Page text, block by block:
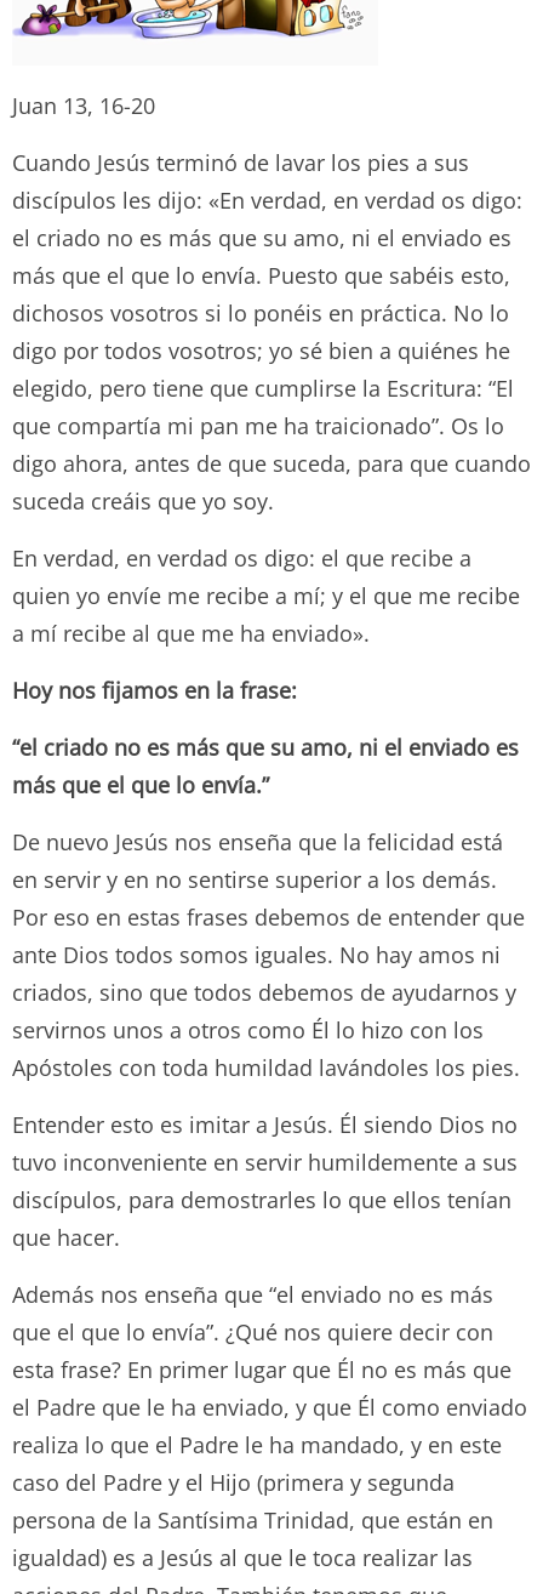
Juan 13, 16-20
Cuando Jesús terminó de lavar los pies a sus
discípulos les dijo: «En verdad, en verdad os digo:
el criado no es más que su amo, ni el enviado es
más que el que lo envía. Puesto que sabéis esto,
dichosos vosotros si lo ponéis en práctica. No lo
digo por todos vosotros; yo sé bien a quiénes he
elegido, pero tiene que cumplirse la Escritura: “El
que compartía mi pan me ha traicionado”. Os lo
digo ahora, antes de que suceda, para que cuando
suceda creáis que yo soy.
En verdad, en verdad os digo: el que recibe a
quien yo envíe me recibe a mí; y el que me recibe
a mí recibe al que me ha enviado».
Hoy nos fijamos en la frase:
“el criado no es más que su amo, ni el enviado es
más que el que lo envía.”
De nuevo Jesús nos enseña que la felicidad está
en servir y en no sentirse superior a los demás.
Por eso en estas frases debemos de entender que
ante Dios todos somos iguales. No hay amos ni
criados, sino que todos debemos de ayudarnos y
servirnos unos a otros como Él lo hizo con los
Apóstoles con toda humildad lavándoles los pies.
Entender esto es imitar a Jesús. Él siendo Dios no
tuvo inconveniente en servir humildemente a sus
discípulos, para demostrarles lo que ellos tenían
que hacer.
Además nos enseña que “el enviado no es más
que el que lo envía”. ¿Qué nos quiere decir con
esta frase? En primer lugar que Él no es más que
el Padre que le ha enviado, y que Él como enviado
realiza lo que el Padre le ha mandado, y en este
caso del Padre y el Hijo (primera y segunda
persona de la Santísima Trinidad, que están en
igualdad) es a Jesús al que le toca realizar las